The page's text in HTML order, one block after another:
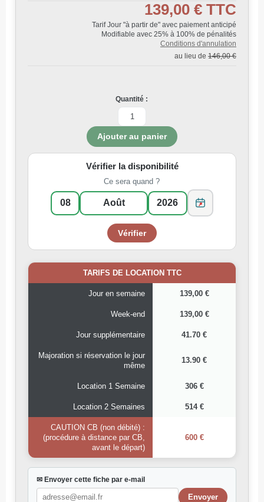
139,00 € TTC
Tarif Jour "à partir de" avec paiement anticipé
Modifiable avec 25% à 100% de pénalités
Conditions d'annulation
au lieu de 146,00 €
Quantité :
Vérifier la disponibilité
Ce sera quand ?
TARIFS DE LOCATION TTC
Jour en semaine 139,00 €
Week-end 139,00 €
Jour supplémentaire 41.70 €
Majoration si réservation le jour
même
13.90 €
Location 1 Semaine 306 €
Location 2 Semaines 514 €
CAUTION CB (non débité) :
(procédure à distance par CB,
avant le départ)
600 €
✉ Envoyer cette fiche par e-mail